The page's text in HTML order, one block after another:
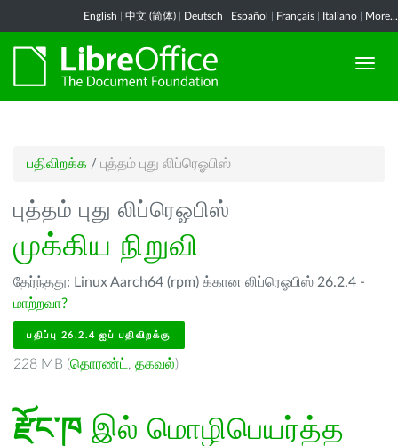
English 中文 (简体) Deutsch Español Français Italiano More...
பதிவிறக்க / புத்தம் புது லிப்ரெஓபிஸ்
புத்தம் புது லிப்ரெஓபிஸ்
முக்கிய நிறுவி
தேர்ந்தது: Linux Aarch64 (rpm) க்கான லிப்ரெஓபிஸ் 26.2.4 -
மாற்றவா?
பதிப்பு 26.2.4 ஐப் பதிவிறக்கு
228 MB (தொரண்ட் , தகவல்)
རྫོང་ཁ இல் மொழிபெயர்த்த